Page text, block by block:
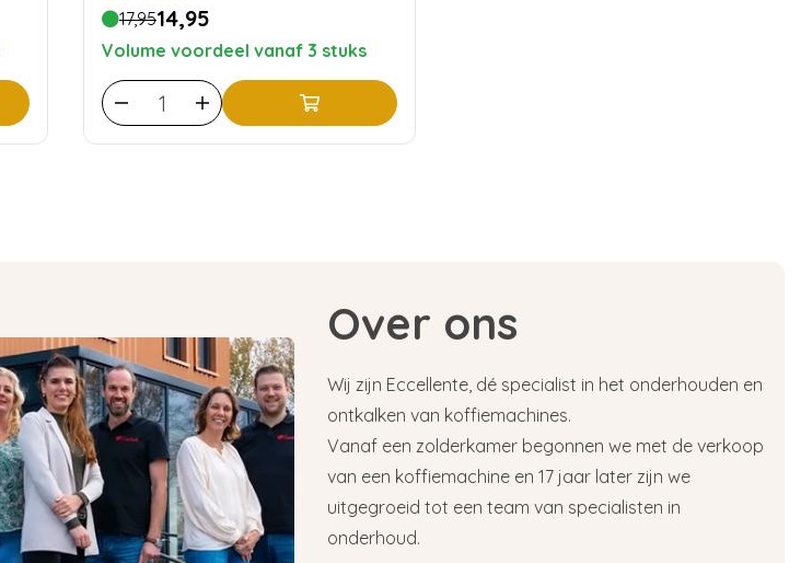
17,9514,95
Volume voordeel vanaf 3 stuks
Over ons
Wij zijn Eccellente, dé specialist in het onderhouden en
ontkalken van koffiemachines.
Vanaf een zolderkamer begonnen we met de verkoop
van een koffiemachine en 17 jaar later zijn we
uitgegroeid tot een team van specialisten in
onderhoud.